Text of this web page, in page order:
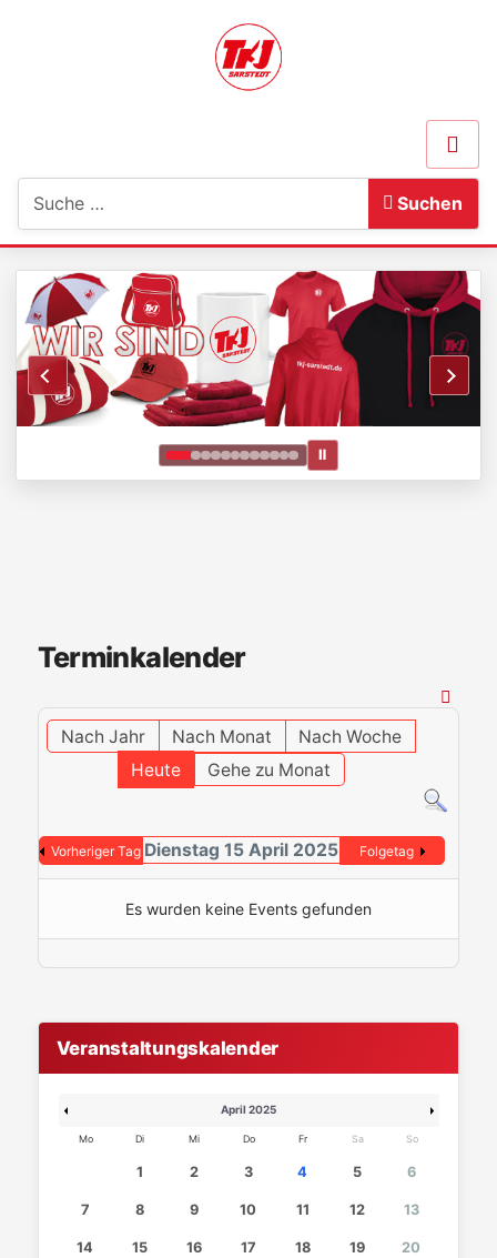
Suchen
Ⅱ
Terminkalender
Nach Jahr Nach Monat
Nach Woche
Heute
Gehe zu Monat
Vorheriger Tag Dienstag 15 April 2025 Folgetag
Es wurden keine Events gefunden
Veranstaltungskalender
April 2025
Mo Di Mi Do Fr Sa So
1 2 3 4 5 6
7 8 9 10 11 12 13
14 15 16 17 18 19 20